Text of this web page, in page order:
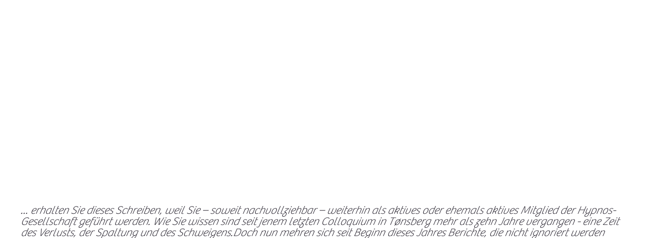
... erhalten Sie dieses Schreiben, weil Sie – soweit nachvollziehbar – weiterhin als aktives oder ehemals aktives Mitglied der Hypnos-
Gesellschaft geführt werden. Wie Sie wissen sind seit jenem letzten Colloquium in Tønsberg mehr als zehn Jahre vergangen - eine Zeit
des Verlusts, der Spaltung und des Schweigens.Doch nun mehren sich seit Beginn dieses Jahres Berichte, die nicht ignoriert werden